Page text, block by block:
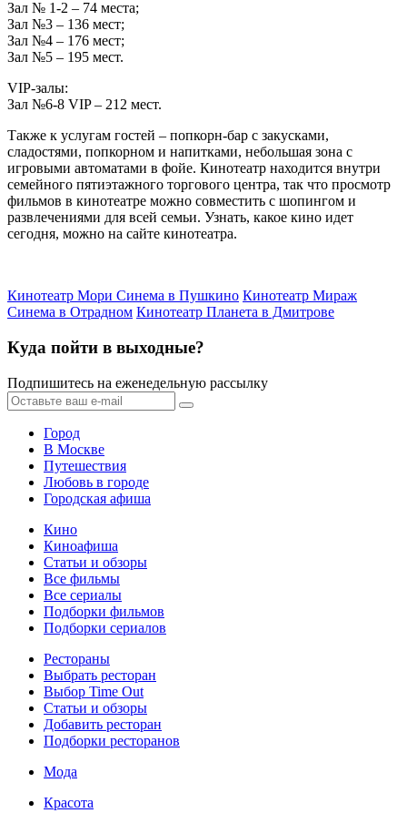
Зал № 1-2 – 74 места;
Зал №3 – 136 мест;
Зал №4 – 176 мест;
Зал №5 – 195 мест.
VIP-залы:
Зал №6-8 VIP – 212 мест.
Также к услугам гостей – попкорн-бар с закусками,
сладостями, попкорном и напитками, небольшая зона с
игровыми автоматами в фойе. Кинотеатр находится внутри
семейного пятиэтажного торгового центра, так что просмотр
фильмов в кинотеатре можно совместить с шопингом и
развлечениями для всей семьи. Узнать, какое кино идет
сегодня, можно на сайте кинотеатра.
Кинотеатр Мори Синема в Пушкино Кинотеатр Мираж
Синема в Отрадном Кинотеатр Планета в Дмитрове
Куда пойти в выходные?
Подпишитесь на еженедельную рассылку
Город
В Москве
Путешествия
Любовь в городе
Городская афиша
Кино
Киноафиша
Статьи и обзоры
Все фильмы
Все сериалы
Подборки фильмов
Подборки сериалов
Рестораны
Выбрать ресторан
Выбор Time Out
Статьи и обзоры
Добавить ресторан
Подборки ресторанов
Мода
Красота